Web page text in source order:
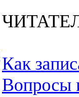
Как
Вопросы